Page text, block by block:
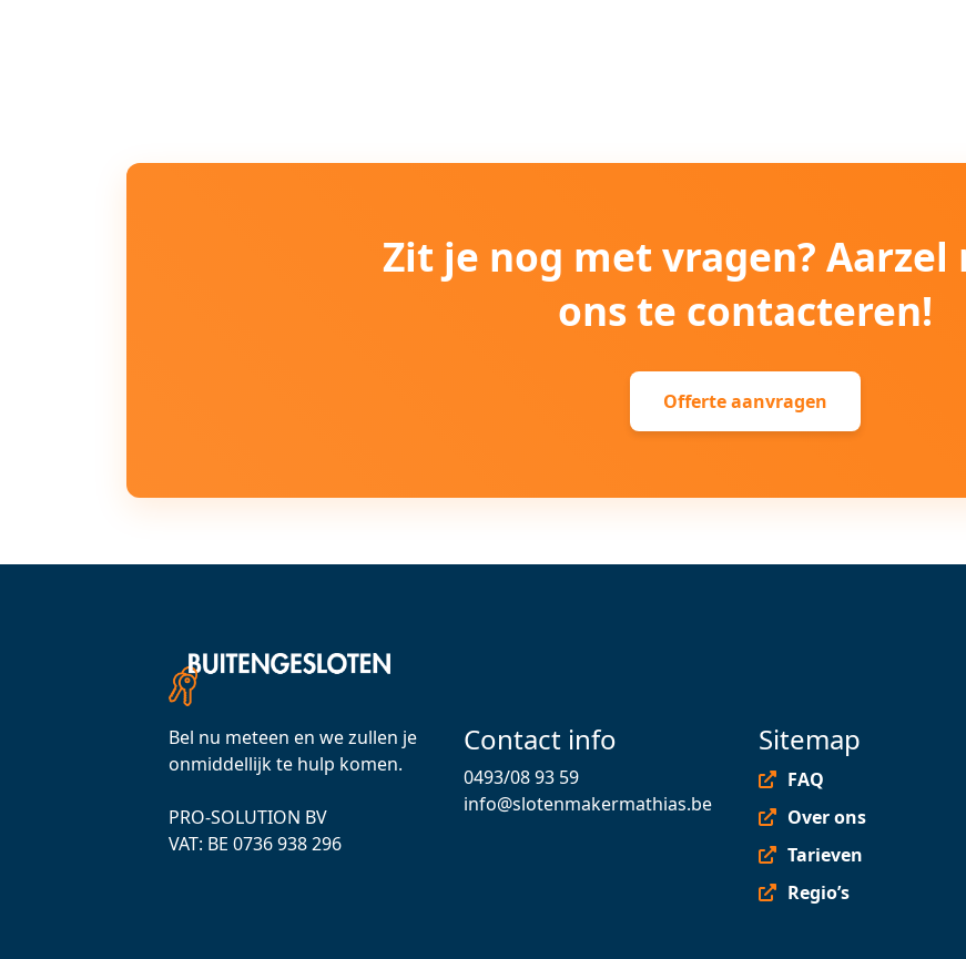
Zit je nog met vragen? Aarzel
ons te contacteren!
Offerte aanvragen
Bel nu meteen en we zullen je
onmiddellijk te hulp komen.
PRO-SOLUTION BV
VAT: ВЕ 0736 938 296
Contact info
0493/08 93 59
info@slotenmakermathias.be
Sitemap
FAQ
Over ons
Tarieven
Regio’s